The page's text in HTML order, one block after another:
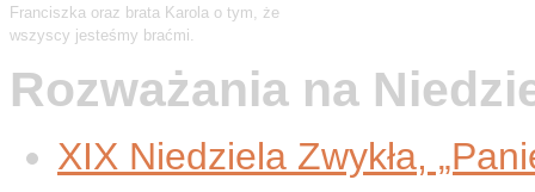
Franciszka oraz brata Karola o tym, że
wszyscy jesteśmy braćmi.
Rozważania na
XIX Niedziela Zwykła,